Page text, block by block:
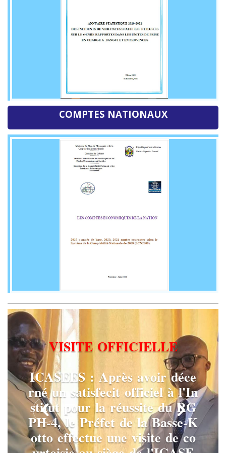
COMPTES NATIONAUX
VISITE OFFICIELLE
ICASEES : A è i r déce
rné un satisfecit officiel à l'In
stitut pour la réussite du RG
PH-4, le Pr éfe t de la Basse-K
otto effectue une visite de co
urto isie au siège de l'ICASE